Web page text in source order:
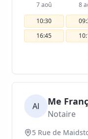
7 aoû
10:30
16:45
8
Al Me
Notaire
5 Rue de